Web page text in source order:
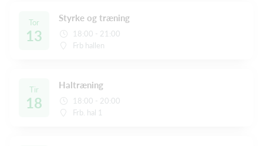
Tor
13
Styrke og træning
18:00 - 21:00
Frb hallen
Tir
18
Haltræning
18:00 - 20:00
Frb. hal 1